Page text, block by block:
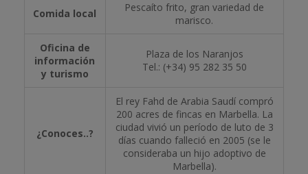
Comida local
Pescaíto frito, gran variedad de
marisco.
Oficina de
información
y turismo
Plaza de los Naranjos
Tel.: (+34) 95 282 35 50
¿Conoces..?
El rey Fahd de Arabia Saudí compró
200 acres de fincas en Marbella. La
ciudad vivió un período de luto de 3
días cuando falleció en 2005 (se le
consideraba un hijo adoptivo de
Marbella).